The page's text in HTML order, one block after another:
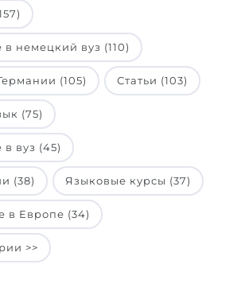
немецкий вуз (110)
(105) Статьи (103)
(75)
вуз (45)
(38) Языковые курсы (37)
в Европе (34)
>>